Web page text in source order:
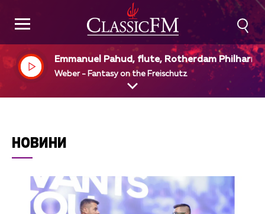
Emmanuel Pahud, flute, Rotherdam
ic Orchestra, Yannick Mezet - Seguin, dir
Weber - Fantasy on the Freischutz
НОВИНИ